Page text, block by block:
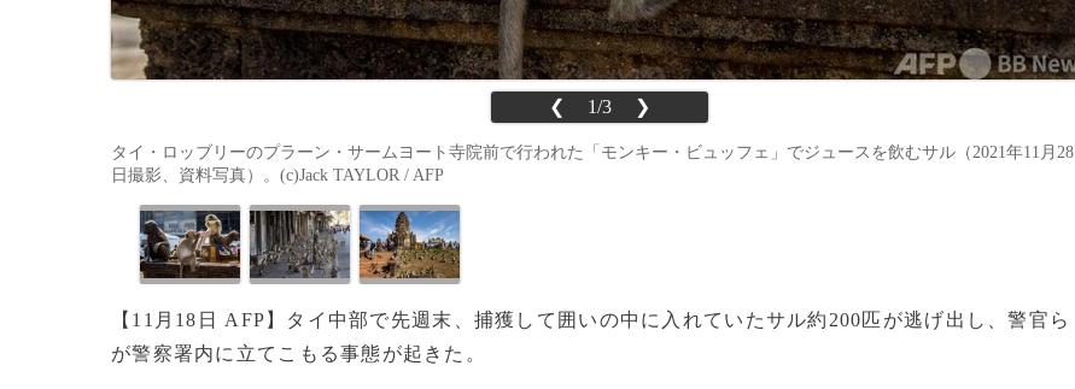
❮ 1/3 ❯
タイ・ロッブリーのプラーン・サームヨート寺院前で行われた「モンキー・ビュッフェ」でジュースを飲むサル（2021年11月28
日撮影、資料写真）。(c)Jack TAYLOR / AFP
【11月18日 AFP】 タイ中部で先週末、捕獲して囲いの中に入れていたサル約200匹が逃げ出し、警官ら
が警察署内に立てこもる事態が起きた。